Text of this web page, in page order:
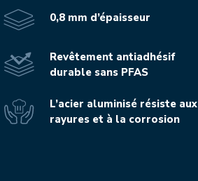
0,8 mm d’épaisseur
Revêtement antiadhésif
durable sans PFAS
L’acier aluminisé résiste aux
rayures et à la corrosion